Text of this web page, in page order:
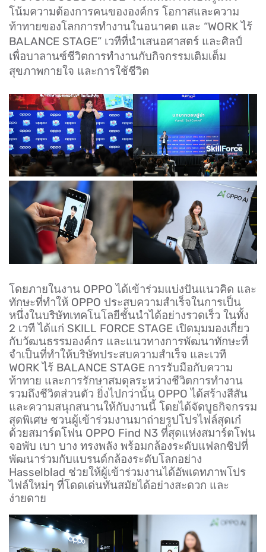
โน้มความต้องการคนขององค์กร โอกาสและความ
ท้าทายของโลกการทำงานในอนาคต และ “WORK ไร้
BALANCE STAGE” เวทีที่นำเสนอศาสตร์ และศิลป์
เพื่อบาลานซ์ชีวิตการทำงานกับกิจกรรมเติมเต็ม
สุขภาพกายใจ และการใช้ชีวิต
โดยภายในงาน OPPO ได้เข้าร่วมแบ่งปันแนวคิด และ
ทักษะที่ทำให้ OPPO ประสบความสำเร็จในการเป็น
หนึ่งในบริษัทเทคโนโลยีชั้นนำได้อย่างรวดเร็ว ในทั้ง
2 เวที ได้แก่ SKILL FORCE STAGE เปิดมุมมองเกี่ยว
กับวัฒนธรรมองค์กร และแนวทางการพัฒนาทักษะที่
จำเป็นที่ทำให้บริษัทประสบความสำเร็จ และเวที
WORK ไร้ BALANCE STAGE การรับมือกับความ
ท้าทาย และการรักษาสมดุลระหว่างชีวิตการทำงาน
รวมถึงชีวิตส่วนตัว ยิ่งไปกว่านั้น OPPO ได้สร้างสีสัน
และความสนุกสนานให้กับงานนี้ โดยได้จัดบูธกิจกรรม
สุดพิเศษ ชวนผู้เข้าร่วมงานมาถ่ายรูปโปรไฟล์สุดเก๋
ด้วยสมาร์ตโฟน OPPO Find N3 ที่สุดแห่งสมาร์ตโฟน
จอพับ เบา บาง ทรงพลัง พร้อมกล้องระดับแฟลกชิปที่
พัฒนาร่วมกับแบรนด์กล้องระดับโลกอย่าง
Hasselblad ช่วยให้ผู้เข้าร่วมงานได้อัพเดทภาพโปร
ไฟล์ใหม่ๆ ที่โดดเด่นทันสมัยได้อย่างสะดวก และ
ง่ายดาย